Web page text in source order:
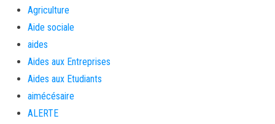
Agriculture
Aide sociale
aides
Aides aux Entreprises
Aides aux Etudiants
aimécésaire
ALERTE